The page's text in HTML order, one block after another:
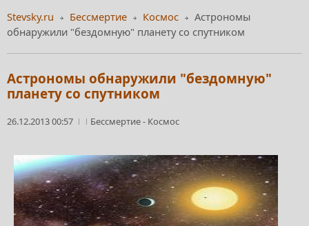
Stevsky.ru Бессмертие Космос
Астрономы
обнаружили "бездомную" планету со спутником
Астрономы обнаружили "бездомную"
планету со спутником
26.12.2013 00:57 Бессмертие- Космос